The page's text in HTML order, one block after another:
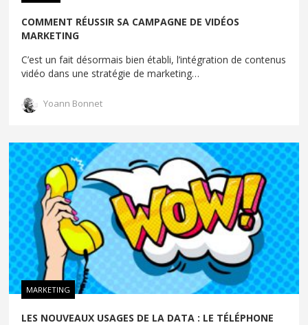
COMMENT RÉUSSIR SA CAMPAGNE DE VIDÉOS
MARKETING
C’est un fait désormais bien établi, l’intégration de contenus
vidéo dans une stratégie de marketing…
Yoann Bonnet
MARKETING
LES NOUVEAUX USAGES DE LA DATA : LE TÉLÉPHONE